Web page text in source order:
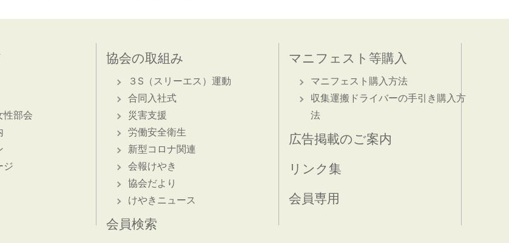
性部会
ジ
協会の取組み
３S（スリーエス）運動
合同入社式
災害支援
労働安全衛生
新型コロナ関連
会報けやき
協会だより
けやきニュース
会員検索
マニフェスト等購入
マニフェスト購入方法
収集運搬ドライバーの手引き購入方
法
広告掲載のご案内
リンク集
会員専用